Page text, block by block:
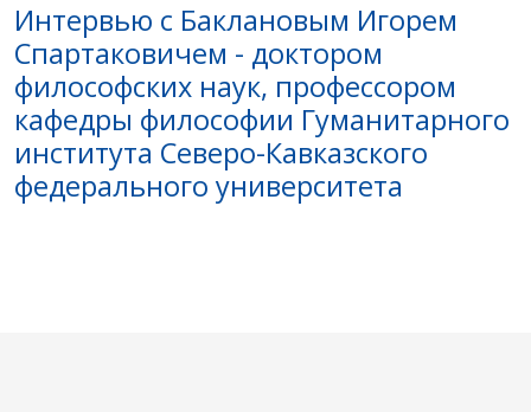
Интервью с Баклановым Игорем
Спартаковичем - доктором
философских наук, профессором
кафедры философии Гуманитарного
института Северо-Кавказского
федерального университета